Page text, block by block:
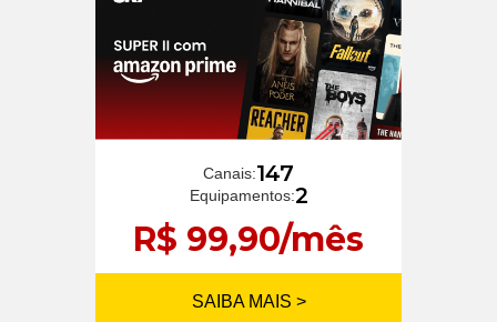
Canais:147
Equipamentos:2
R$ 99,90/mês
SAIBA MAIS >